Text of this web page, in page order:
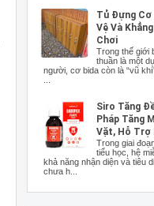
Tủ Đựng Cơ
Vệ Và
Chơi
Trong thế giới
thuần là một
người, cơ bida còn là “vũ
Siro Tăng
Pháp Tăng
Vặt, Hỗ Trợ
Trong giai
tiểu học, hệ
khả năng nhận diện và tiêu
chưa h...